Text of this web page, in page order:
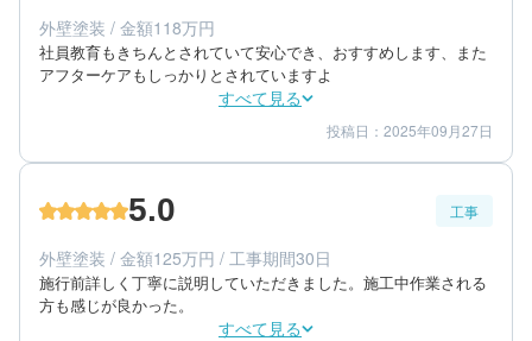
築年数：30年
外壁塗装 / 金額118万円
社員教育もきちんとされていて安心でき、おすすめします、また
アフターケアもしっかりとされていますよ
すべて見る
金額感 5
担当者 5
50代/男性/一戸建て
築年数：30年
投稿日：2025年09月27日
5.0 工事
外壁塗装 / 金額125万円 / 工事期間30日
施行前詳しく丁寧に説明していただきました。施工中作業される
方も感じが良かった。
すべて見る